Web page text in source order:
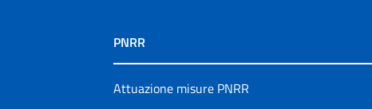
PNRR
Attuazione misure PNRR